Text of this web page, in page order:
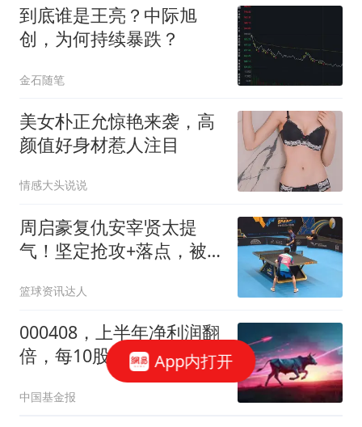
到底谁是王亮？中际旭
创，为何持续暴跌？
金石随笔
美女朴正允惊艳来袭，高
颜值好身材惹人注目
情感大头说说
周启豪复仇安宰贤太提
气！坚定抢攻+落点，被
篮球资讯达人
000408，上半年净利润翻
倍，每10股拟分红10元
中国基金报
App内打开